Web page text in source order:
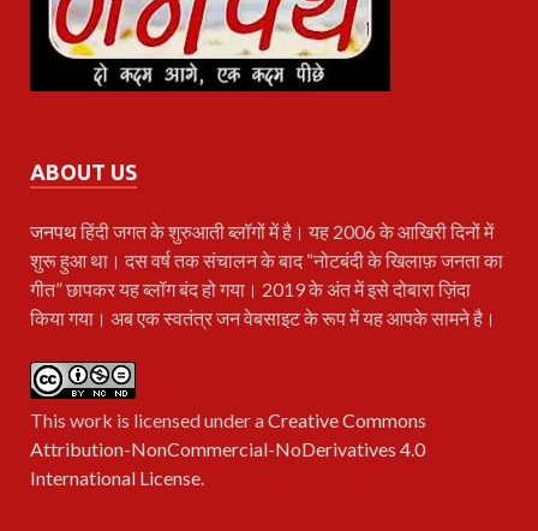
ABOUT US
जनपथहिंदी जगत के शुरुआती ब्लॉगों में है। यह 2006 के आखिरी दिनों में
शुरू हुआ था। दस वर्ष तक संचालन के बाद “नोटबंदी के खिलाफ़ जनता का
गीत” छापकर यह ब्लॉग बंद हो गया। 2019 के अंत में इसे दोबारा ज़िंदा
किया गया। अब एक स्वतंत्र जन वेबसाइट के रूप में यह आपके सामने है।
This work is licensed under aCreative Commons
Attribution-NonCommercial-NoDerivatives 4.0
International License.